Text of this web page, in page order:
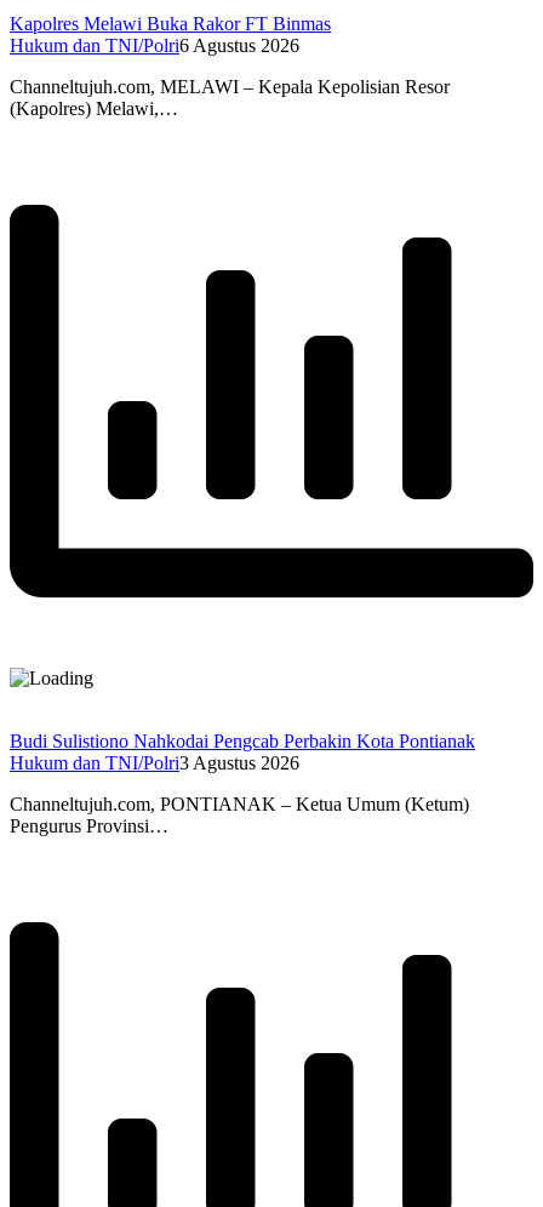
Kapolres Melawi Buka Rakor FT Binmas
Hukum dan TNI/Polri6 Agustus 2026
Channeltujuh.com, MELAWI – Kepala Kepolisian Resor
(Kapolres) Melawi,…
Budi Sulistiono Nahkodai Pengcab Perbakin Kota Pontianak
Hukum dan TNI/Polri3 Agustus 2026
Channeltujuh.com, PONTIANAK – Ketua Umum (Ketum)
Pengurus Provinsi…